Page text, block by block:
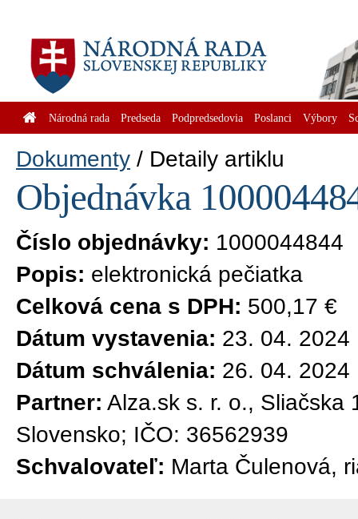
Národná rada Predseda Podpredsedovia Poslanci Výbory
Dokumenty Detaily artiklu
Objednávka
Číslo objednávky: 1000044844
Popis: elektronická pečiatka
Celková cena s DPH: 500,17 €
Dátum vystavenia: 23. 04. 2024
Dátum schválenia: 26. 04. 2024
Partner: Alza.sk s. r. o., Sliačska
Slovensko; IČO: 36562939
Schvalovateľ: Marta Čulenová,